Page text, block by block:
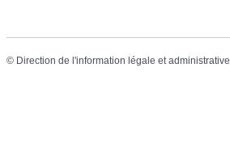
© Direction de l'information légale et administrative